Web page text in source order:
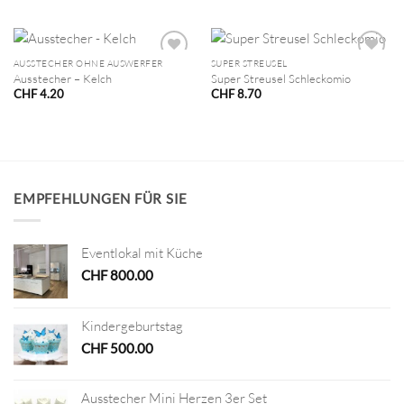
AUSSTECHER OHNE AUSWERFER
Ausstecher – Kelch
CHF4.20
SUPER STREUSEL
Super Streusel Schleckomio
CHF8.70
EMPFEHLUNGEN FÜR SIE
Eventlokal mit Küche
CHF800.00
Kindergeburtstag
CHF500.00
Ausstecher Mini Herzen 3er Set